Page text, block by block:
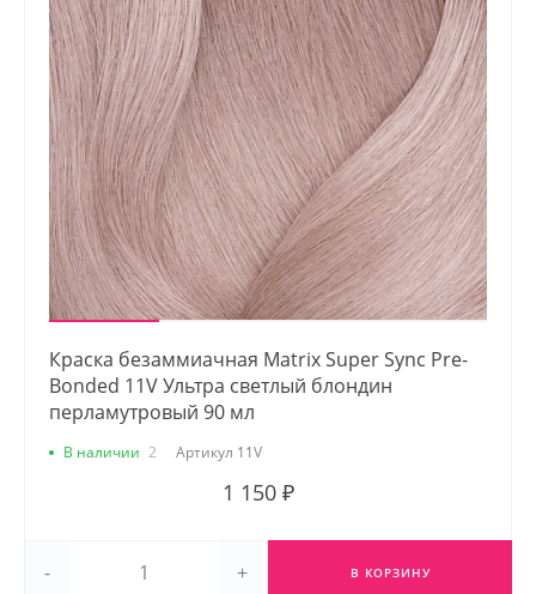
Краска безаммиачная Matrix Super Sync Pre-
Bonded 11V Ультра светлый блондин
перламутровый 90 мл
В наличии 2 Артикул 11V
1 150 ₽
- + В КОРЗИНУ